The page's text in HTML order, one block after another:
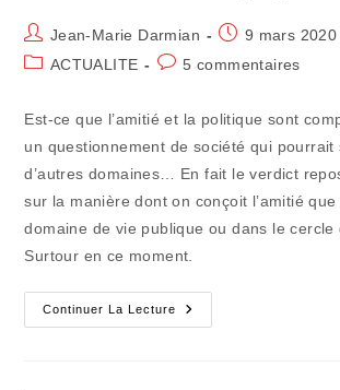
Auteur/autrice
de
Jean-Marie Darmian
Publication
publiée :
9 mars 2020
PostACTUALITE
Commentaires
publication :
5 commentaires
Est-ce que l’amitié et la politique sont
un questionnement de société qui pourrait
d’autres domaines… En fait le verdict
sur la manière dont on conçoit l’amitié
domaine de vie publique ou dans le cercle
Surtour en ce moment.
Continuer La Lecture
On
Perd